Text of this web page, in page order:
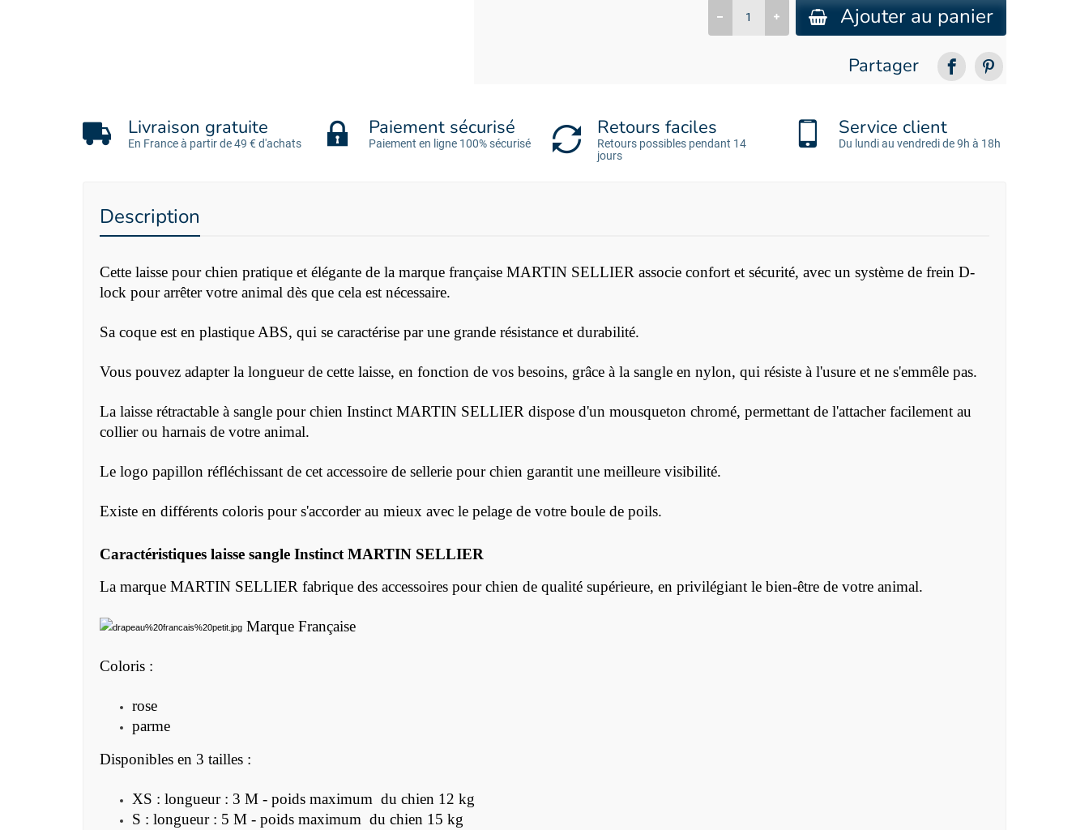
Ajouter au panier
Partager
Livraison gratuite
En France à partir de 49 € d'achats
Paiement sécurisé
Paiement en ligne 100% sécurisé
Retours faciles
Retours possibles pendant 14
jours
Service client
Du lundi au vendredi de 9h à 18h
Description
Cette laisse pour chien pratique et élégante de la marque française MARTIN SELLIER associe confort et sécurité, avec un système de frein D-
lock pour arrêter votre animal dès que cela est nécessaire.
Sa coque est en plastique ABS, qui se caractérise par une grande résistance et durabilité.
Vous pouvez adapter la longueur de cette laisse, en fonction de vos besoins, grâce à la sangle en nylon, qui résiste à l'usure et ne s'emmêle pas.
La laisse rétractable à sangle pour chien Instinct MARTIN SELLIER dispose d'un mousqueton chromé, permettant de l'attacher facilement au
collier ou harnais de votre animal.
Le logo papillon réfléchissant de cet accessoire de sellerie pour chien garantit une meilleure visibilité.
Existe en différents coloris pour s'accorder au mieux avec le pelage de votre boule de poils.
Caractéristiques laisse sangle Instinct MARTIN SELLIER
La marque MARTIN SELLIER fabrique des accessoires pour chien de qualité supérieure, en privilégiant le bien-être de votre animal.
Marque Française
Coloris :
rose
parme
Disponibles en 3 tailles :
XS : longueur : 3 M - poids maximum du chien 12 kg
S : longueur : 5 M - poids maximum du chien 15 kg